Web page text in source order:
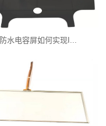
防水电容屏如何实现I...